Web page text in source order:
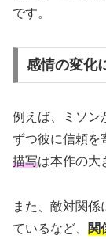
です。
感情の変化
例えば、ミソン
ずつ彼に信頼を
描写は本作の大
また、敵対関係
ているなど、 関